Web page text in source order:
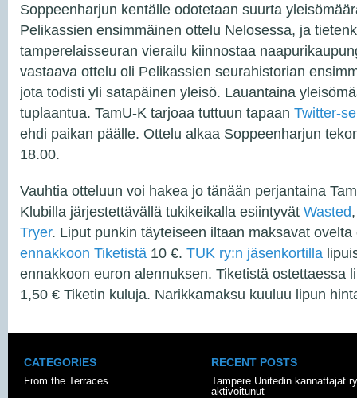
Soppeenharjun kentälle odotetaan suurta
Pelikassien ensimmäinen ottelu Nelosessa, ja
tamperelaisseuran vierailu kiinnostaa
vastaava ottelu oli Pelikassien seurahistorian
jota todisti yli satapäinen yleisö. Lauantaina
tuplaantua. TamU-K tarjoaa tuttuun tapaan Twitter-
ehdi paikan päälle. Ottelu alkaa Soppeenharjun
18.00.
Vauhtia otteluun voi hakea jo tänään perjantaina
Klubilla järjestettävällä tukikeikalla esiintyvät Wasted
Tryer. Liput punkin täyteiseen iltaan maksavat ovelta
ennakkoon Tiketistä 10 €. TUK ry:n jäsenkortilla
ennakkoon euron alennuksen. Tiketistä ostettaessa
1,50 € Tiketin kuluja. Narikkamaksu kuuluu lipun
CATEGORIES
From the Terraces
RECENT POSTS
Tampere Unitedin kannattajat
aktivoitunut